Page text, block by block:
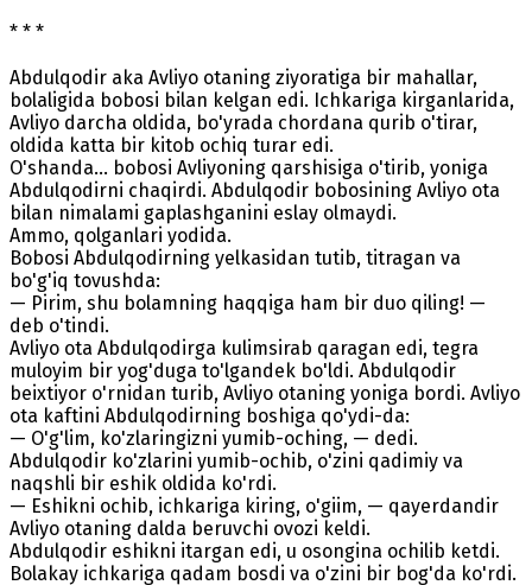
* * *
Abdulqodir aka Avliyo otaning ziyoratiga bir mahallar,
bolaligida bobosi bilan kelgan edi. Ichkariga kirganlarida,
Avliyo darcha oldida, bo'yrada chordana qurib o'tirar,
oldida katta bir kitob ochiq turar edi.
O'shanda... bobosi Avliyoning qarshisiga o'tirib, yoniga
Abdulqodirni chaqirdi. Abdulqodir bobosining Avliyo ota
bilan nimalami gaplashganini eslay olmaydi.
Ammo, qolganlari yodida.
Bobosi Abdulqodirning yelkasidan tutib, titragan va
bo'g'iq tovushda:
— Pirim, shu bolamning haqqiga ham bir duo qiling! —
deb o'tindi.
Avliyo ota Abdulqodirga kulimsirab qaragan edi, tegra
muloyim bir yog'duga to'lgandek bo'ldi. Abdulqodir
beixtiyor o'rnidan turib, Avliyo otaning yoniga bordi. Avliyo
ota kaftini Abdulqodirning boshiga qo'ydi-da:
— O'g'lim, ko'zlaringizni yumib-oching, — dedi.
Abdulqodir ko'zlarini yumib-ochib, o'zini qadimiy va
naqshli bir eshik oldida ko'rdi.
— Eshikni ochib, ichkariga kiring, o'giim, — qayerdandir
Avliyo otaning dalda beruvchi ovozi keldi.
Abdulqodir eshikni itargan edi, u osongina ochilib ketdi.
Bolakay ichkariga qadam bosdi va o'zini bir bog'da ko'rdi.